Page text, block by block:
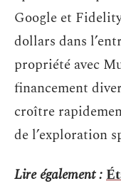
Google et
dollars dans
propriété avec
financement
croître
de l’exploration
Lire également :